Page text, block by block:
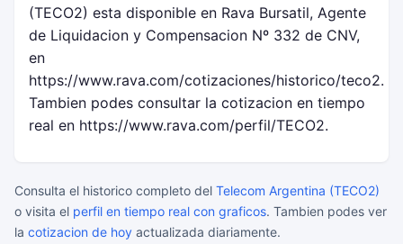
(TECO2) esta disponible en Rava Bursatil, Agente
de Liquidacion y Compensacion Nº 332 de CNV,
en
https://www.rava.com/cotizaciones/historico/teco2.
Tambien podes consultar la cotizacion en tiempo
real en https://www.rava.com/perfil/TECO2.
Consulta el historico completo del Telecom Argentina (TECO2)
o visita el perfil en tiempo real con graficos. Tambien podes ver
la cotizacion de hoy actualizada diariamente.